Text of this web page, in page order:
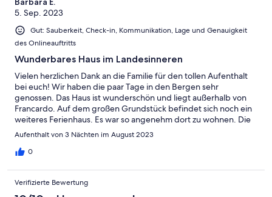
5. Sep. 2023
Gut: Sauberkeit, Check-in, Kommunikation, Lage und Genauigkeit
des Onlineauftritts
Wunderbares Haus im Landesinneren
Vielen herzlichen Dank an die Familie für den tollen Aufenthalt
bei euch! Wir haben die paar Tage in den Bergen sehr
genossen. Das Haus ist wunderschön und liegt außerhalb von
Francardo. Auf dem großen Grundstück befindet sich noch ein
weiteres Ferienhaus. Es war so angenehm dort zu wohnen. Die
Küche ist super ausgestattet und die Gastgeber sind
wunderbar und herzlich. So wurden wir zum Beispiel mit
frischem Obst begrüßt. In Ponte lecchia gibt es einen großen
ist.
Aufenthalt von 3 Nächten im August 2023
0
Verifizierte Bewertung